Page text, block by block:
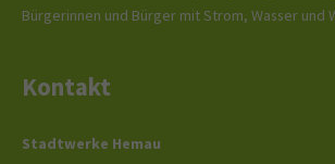
Bürgerinnen und Bürger mit Strom, Wasser und
Kontakt
Stadtwerke Hemau